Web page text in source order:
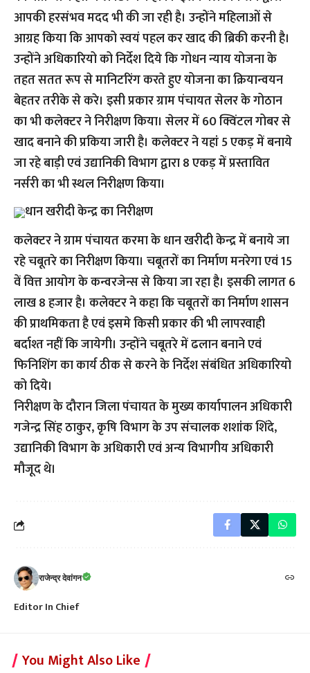
आपकी हरसंभव मदद भी की जा रही है। उन्होंने महिलाओं से
आग्रह किया कि आपको स्वयं पहल कर खाद की ब्रिकी करनी है।
उन्होंने अधिकारियो को निर्देश दिये कि गोधन न्याय योजना के
तहत सतत रूप से मानिटरिंग करते हुए योजना का क्रियान्वयन
बेहतर तरीके से करे। इसी प्रकार ग्राम पंचायत सेलर के गोठान
का भी कलेक्टर ने निरीक्षण किया। सेलर में 60 क्विंटल गोबर से
खाद बनाने की प्रकिया जारी है। कलेक्टर ने यहां 5 एकड़ में बनाये
जा रहे बाड़ी एवं उद्यानिकी विभाग द्वारा 8 एकड़ में प्रस्तावित
नर्सरी का भी स्थल निरीक्षण किया।
धान खरीदी केन्द्र का निरीक्षण
कलेक्टर ने ग्राम पंचायत करमा के धान खरीदी केन्द्र में बनाये जा
रहे चबूतरे का निरीक्षण किया। चबूतरों का निर्माण मनरेगा एवं 15
वें वित्त आयोग के कन्वरजेन्स से किया जा रहा है। इसकी लागत 6
लाख 8 हजार है। कलेक्टर ने कहा कि चबूतरों का निर्माण शासन
की प्राथमिकता है एवं इसमे किसी प्रकार की भी लापरवाही
बर्दाश्त नहीं कि जायेगी। उन्होंने चबूतरे में ढलान बनाने एवं
फिनिशिंग का कार्य ठीक से करने के निर्देश संबंधित अधिकारियो
को दिये।
निरीक्षण के दौरान जिला पंचायत के मुख्य कार्यापालन अधिकारी
गजेन्द्र सिंह ठाकुर, कृषि विभाग के उप संचालक शशांक शिंदे,
उद्यानिकी विभाग के अधिकारी एवं अन्य विभागीय अधिकारी
मौजूद थे।
राजेन्द्र देवांगन
Editor In Chief
You Might Also Like